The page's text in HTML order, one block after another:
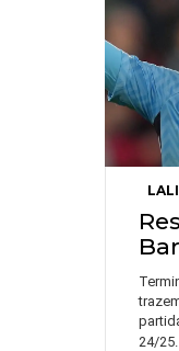
24/25.